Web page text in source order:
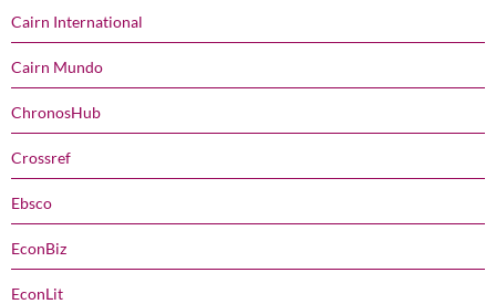
Cairn International
Cairn Mundo
ChronosHub
Crossref
Ebsco
EconBiz
EconLit